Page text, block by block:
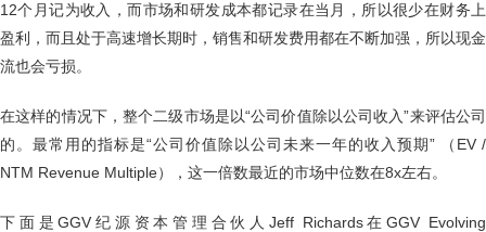
12个月记为收入，而市场和研发成本都记录在当月，所以很少在财务上
盈利，而且处于高速增长期时，销售和研发费用都在不断加强，所以现金
流也会亏损。
在这样的情况下，整个二级市场是以“公司价值除以公司收入”来评估公司
的。最常用的指标是“公司价值除以公司未来一年的收入预期” （EV /
NTM Revenue Multiple），这一倍数最近的市场中位数在8x左右。
下面是GGV纪源资本管理合伙人Jeff Richards在GGV Evolving